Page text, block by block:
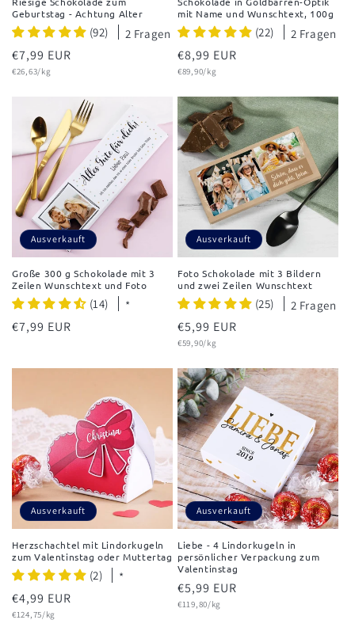
Geburtstag - Achtung Alter
(92) 2 Fragen
Normaler
Preis
€7,99 EUR
Grundpreis
€26,63/kg
mit Name und Wunschtext, 100g
(22) 2 Fragen
Normaler
Preis
€8,99 EUR
Grundpreis
€89,90/kg
Ausverkauft
Große 300 g Schokolade mit 3
Zeilen Wunschtext und Foto
(14) *
Normaler
€7,99 EUR
Ausverkauft
Foto Schokolade mit 3 Bildern
und zwei Zeilen Wunschtext
(25) 2 Fragen
Normaler
Preis
€5,99 EUR
Grundpreis
€59,90/kg
Ausverkauft
Herzschachtel mit Lindorkugeln
zum Valentinstag oder Muttertag
(2) *
Normaler
Preis
€4,99 EUR
Grundpreis
€124,75/kg
Ausverkauft
Liebe - 4 Lindorkugeln in
persönlicher Verpackung zum
Valentinstag
Normaler
Preis
€5,99 EUR
Grundpreis
€119,80/kg